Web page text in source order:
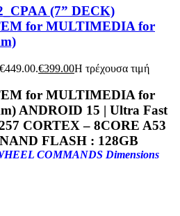
(7” DECK)
for MULTIMEDIA for
€399.00Η τρέχουσα τιμή
for MULTIMEDIA for
ANDROID 15 | Ultra Fast
CORTEX – 8CORE A53
FLASH : 128GB
COMMANDS Dimensions